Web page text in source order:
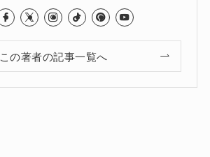
この著者の記事一覧へ